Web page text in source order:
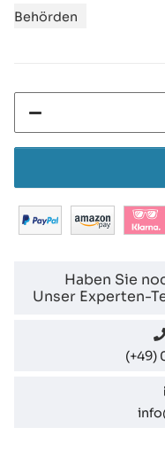
Behörden
Haben Sie
Unser Experten-
(+49)